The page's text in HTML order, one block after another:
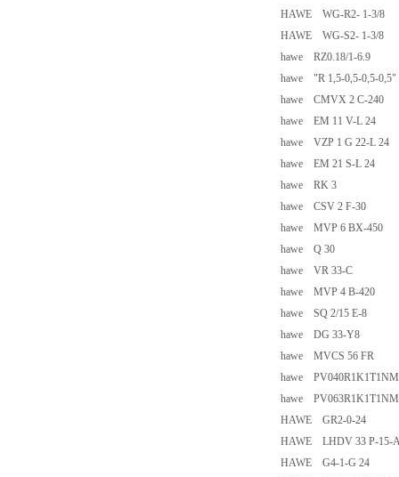
HAWE WG-R2- 1-3/8
HAWE WG-S2- 1-3/8
hawe RZ0.18/1-6.9
hawe "R 1,5-0,5-0,5-0,5"
hawe CMVX 2 C-240
hawe EM 11 V-L 24
hawe VZP 1 G 22-L 24
hawe EM 21 S-L 24
hawe RK 3
hawe CSV 2 F-30
hawe MVP 6 BX-450
hawe Q 30
hawe VR 33-C
hawe MVP 4 B-420
hawe SQ 2/15 E-8
hawe DG 33-Y8
hawe MVCS 56 FR
hawe
hawe
HAWE GR2-0-24
HAWE LHDV 33 P-15-
HAWE G4-1-G 24